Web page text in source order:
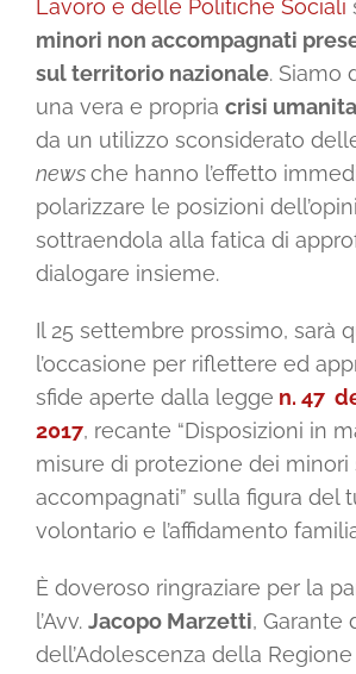
Lavoro e delle Politiche Sociali
minori non accompagnati
sul territorio nazionale. Siamo
una vera e propria crisi
da un utilizzo sconsiderato
newsche hanno l’effetto
polarizzare le posizioni
sottraendola alla fatica di
dialogare insieme.
Il 25 settembre prossimo, sarà
l’occasione per riflettere ed
sfide aperte dalla legge n. 47
2017, recante “Disposizioni in
misure di protezione dei minori
accompagnati” sulla figura del
volontario e l’affidamento
È doveroso ringraziare per la
l’Avv. Jacopo Marzetti, Garante
dell’Adolescenza della Regione